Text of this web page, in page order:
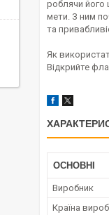
роблячи його
мети. З ним
та
Як
Відкрийте
ОСНОВНІ
Виробник
Країна